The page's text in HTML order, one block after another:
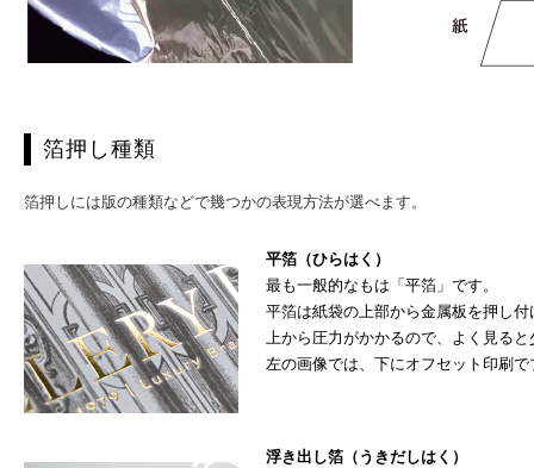
箔押し種類
箔押しには版の種類などで幾つかの表現方法が選べます。
平箔（ひらはく）
最も一般的なもは「平箔」です。
平箔は紙袋の上部から金属板を押し
上から圧力がかかるので、よく見る
左の画像では、下にオフセット印刷
浮き出し箔（うきだしはく）